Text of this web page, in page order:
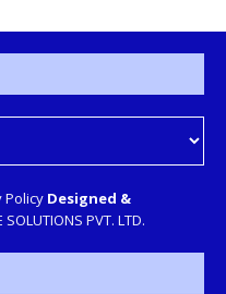
Policy Designed &
PVT. LTD.